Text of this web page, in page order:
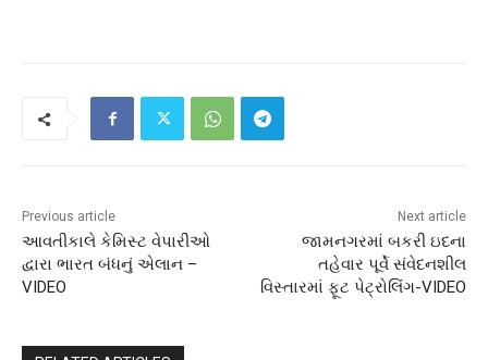
Previous article
આવતીકાલે કેમિસ્ટ વેપારીઓ
દ્વારા ભારત બંધનું એલાન –
VIDEO
Next article
જામનગરમાં બકરી ઇદના
તહેવાર પૂર્વે સંવેદનશીલ
વિસ્તારમાં ફૂટ પેટ્રોલિંગ-VIDEO